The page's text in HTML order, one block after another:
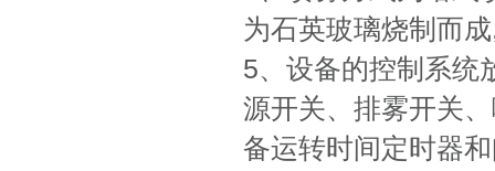
为石英玻璃烧制而
5、设备的控制系统
源开关、排雾开关
备运转时间定时器